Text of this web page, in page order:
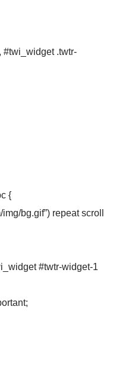
#twi_widget .twtr-
{
bg.gif”) repeat scroll
#twtr-widget-1